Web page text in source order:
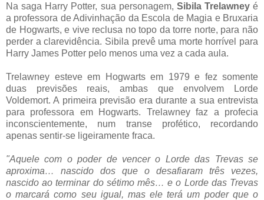
Na saga Harry Potter, sua personagem, Sibila Trelawneyé
a professora de Adivinhação da Escola de Magia e Bruxaria
de Hogwarts, e vive reclusa no topo da torre norte, para não
perder a clarevidência. Sibila prevê uma morte horrível para
Harry James Potter pelo menos uma vez a cada aula.
Trelawney esteve em Hogwarts em 1979 e fez somente
duas previsões reais, ambas que envolvem Lorde
Voldemort. A primeira previsão era durante a sua entrevista
para professora em Hogwarts. Trelawney faz a profecia
inconscientemente, num transe profético, recordando
apenas sentir-se ligeiramente fraca.
"Aquele com o poder de vencer o Lorde das Trevas se
aproxima… nascido dos que o desafiaram três vezes,
nascido ao terminar do sétimo mês… e o Lorde das Trevas
o marcará como seu igual, mas ele terá um poder que o